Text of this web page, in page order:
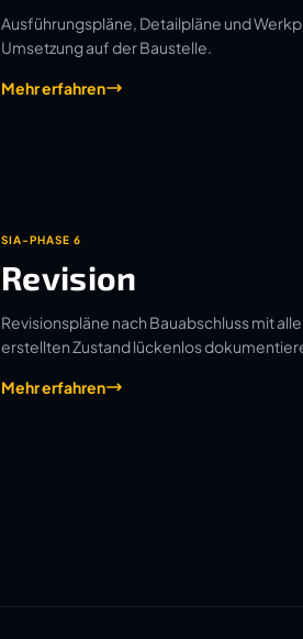
Ausführungspläne, Detailpläne und
Umsetzung auf der Baustelle.
Mehr erfahren
SIA-PHASE 6
Revision
Revisionspläne nach Bauabschluss mit
erstellten Zustand lückenlos
Mehr erfahren